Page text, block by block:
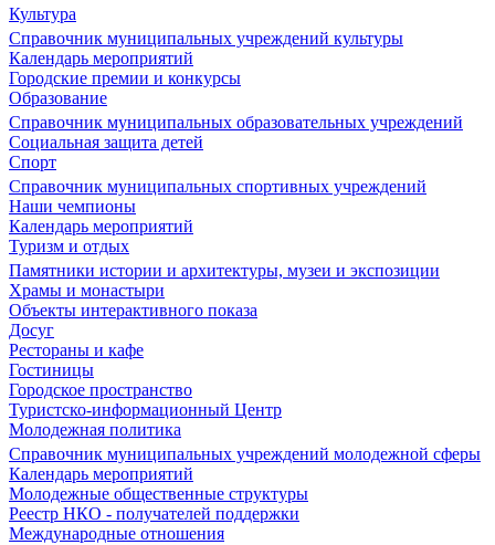
Культура
Справочник муниципальных учреждений культуры
Календарь мероприятий
Городские премии и конкурсы
Образование
Справочник муниципальных образовательных учреждений
Социальная защита детей
Спорт
Справочник муниципальных спортивных учреждений
Наши чемпионы
Календарь мероприятий
Туризм и отдых
Памятники истории и архитектуры, музеи и экспозиции
Храмы и монастыри
Объекты интерактивного показа
Досуг
Рестораны и кафе
Гостиницы
Городское пространство
Туристско-информационный Центр
Молодежная политика
Справочник муниципальных учреждений молодежной сферы
Календарь мероприятий
Молодежные общественные структуры
Реестр НКО - получателей поддержки
Международные отношения